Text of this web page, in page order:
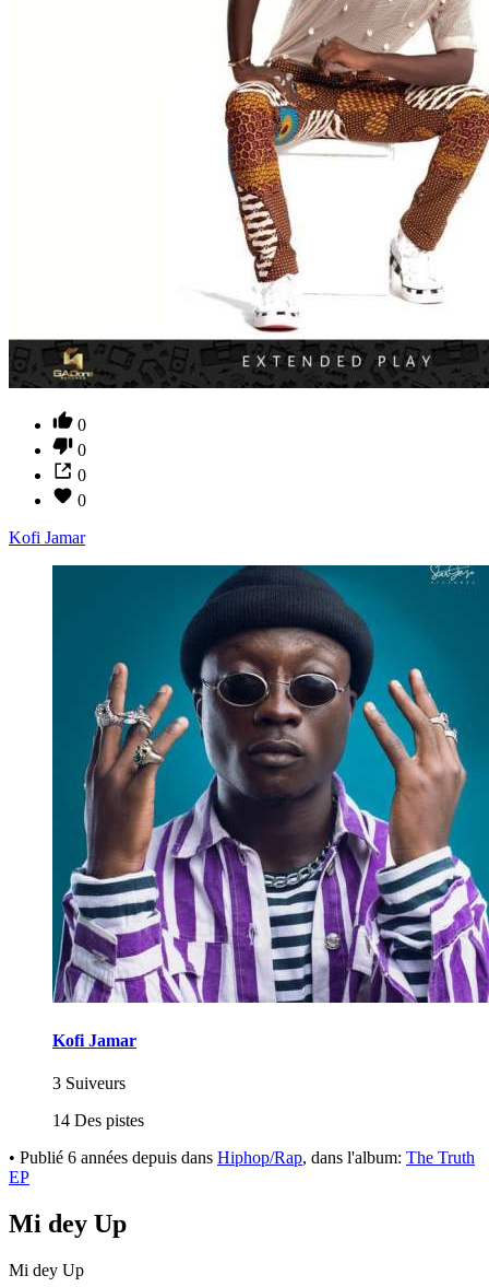
0
0
0
0
Kofi Jamar
Kofi Jamar
3 Suiveurs
14 Des pistes
• Publié 6 années depuis dans Hiphop/Rap, dans l'album: The Truth
EP
Mi dey Up
Mi dey Up